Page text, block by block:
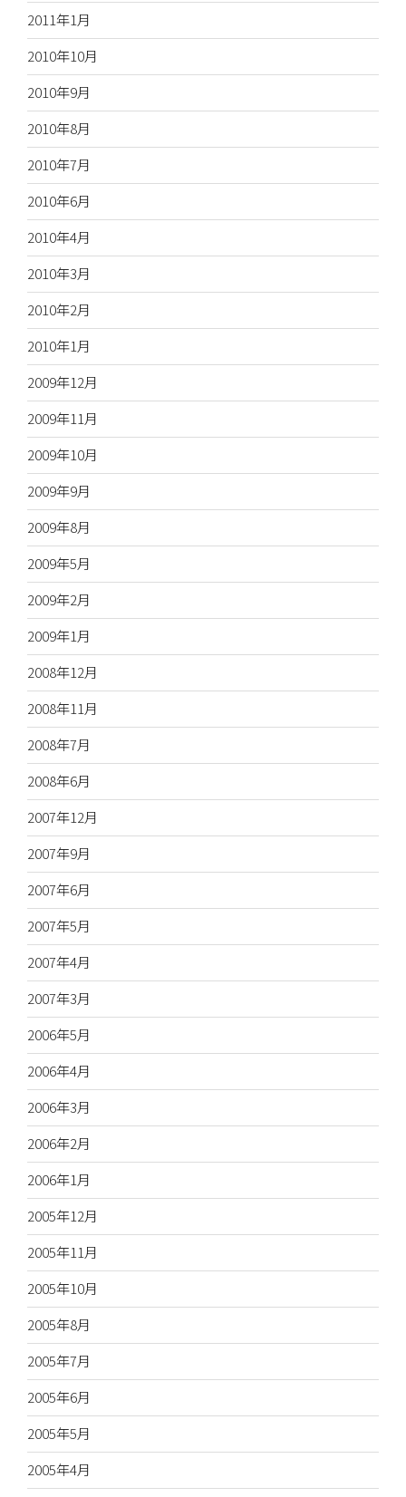
2011年1月
2010年10月
2010年9月
2010年8月
2010年7月
2010年6月
2010年4月
2010年3月
2010年2月
2010年1月
2009年12月
2009年11月
2009年10月
2009年9月
2009年8月
2009年5月
2009年2月
2009年1月
2008年12月
2008年11月
2008年7月
2008年6月
2007年12月
2007年9月
2007年6月
2007年5月
2007年4月
2007年3月
2006年5月
2006年4月
2006年3月
2006年2月
2006年1月
2005年12月
2005年11月
2005年10月
2005年8月
2005年7月
2005年6月
2005年5月
2005年4月